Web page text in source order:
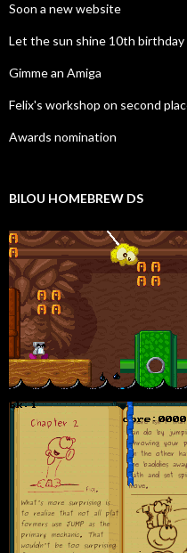
Soon a new website
Let the sun shine 10th birthday
Gimme an Amiga
Felix's workshop on second
Awards nomination
BILOU HOMEBREW DS